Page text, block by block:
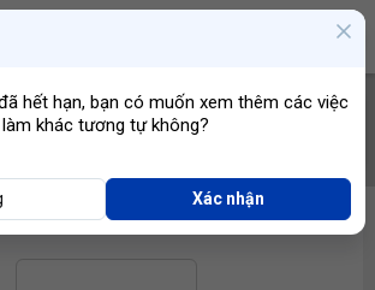
hết hạn, bạn có muốn xem thêm các việc
làm khác tương tự không?
Xác nhận